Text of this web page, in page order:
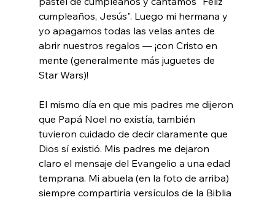
cumpleaños, Jesús". Luego mi hermana y
yo apagamos todas las velas antes de
abrir nuestros regalos — ¡con Cristo en
mente (generalmente más juguetes de
Star Wars)!
El mismo día en que mis padres me dijeron
que Papá Noel no existía, también
tuvieron cuidado de decir claramente que
Dios sí existió. Mis padres me dejaron
claro el mensaje del Evangelio a una edad
temprana. Mi abuela (en la foto de arriba)
siempre compartiría versículos de la Biblia